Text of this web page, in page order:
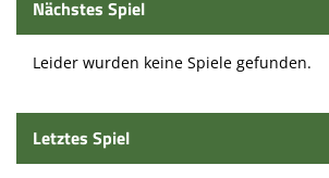
Nächstes Spiel
Leider wurden keine Spiele gefunden.
Letztes Spiel